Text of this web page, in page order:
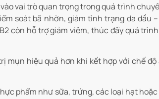
vai trò quan trọng trong quá trình
soát bã nhờn, giảm tình trạng da dầu
còn hỗ trợ giảm viêm, thúc đẩy quá
mụn hiệu quả hơn khi kết hợp với chế
phẩm như sữa, trứng, các loại hạt